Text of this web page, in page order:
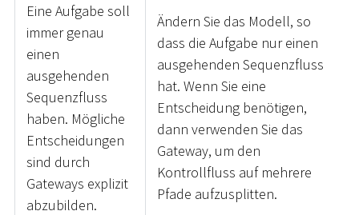
Eine Aufgabe soll
immer genau
einen
ausgehenden
Sequenzfluss
haben. Mögliche
Entscheidungen
sind durch
Gateways explizit
abzubilden.
Ändern Sie das Modell, so
dass die Aufgabe nur einen
ausgehenden Sequenzfluss
hat. Wenn Sie eine
Entscheidung benötigen,
dann verwenden Sie das
Gateway, um den
Kontrollfluss auf mehrere
Pfade aufzusplitten.